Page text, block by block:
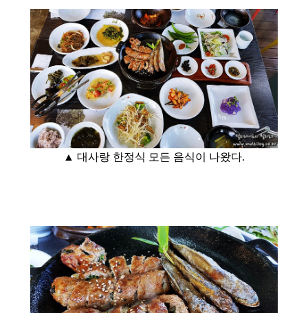
▲ 대사랑 한정식 모든 음식이 나왔다.